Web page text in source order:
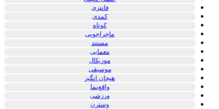
فانتزی
کمدی
کوتاه
ماجراجویی
مستند
معمایی
موزیکال
موسیقی
هیجان انگیز
واقع‌نما
ورزشی
وسترن